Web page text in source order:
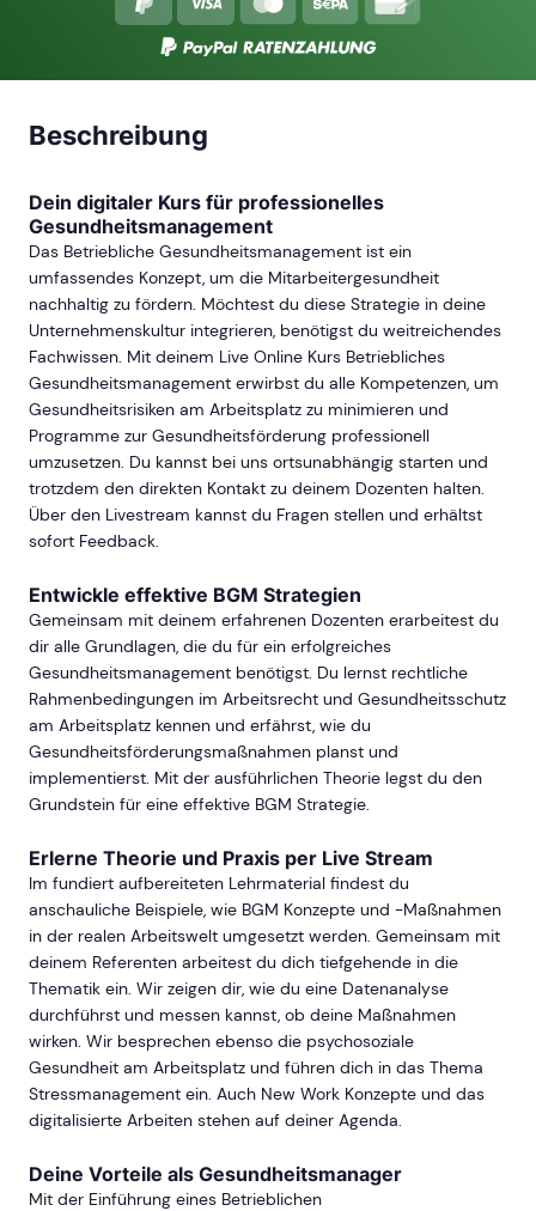
Beschreibung
Dein digitaler Kurs für professionelles
Gesundheitsmanagement
Das Betriebliche Gesundheitsmanagement ist ein
umfassendes Konzept, um die Mitarbeitergesundheit
nachhaltig zu fördern. Möchtest du diese Strategie in deine
Unternehmenskultur integrieren, benötigst du weitreichendes
Fachwissen. Mit deinem Live Online Kurs Betriebliches
Gesundheitsmanagement erwirbst du alle Kompetenzen, um
Gesundheitsrisiken am Arbeitsplatz zu minimieren und
Programme zur Gesundheitsförderung professionell
umzusetzen. Du kannst bei uns ortsunabhängig starten und
trotzdem den direkten Kontakt zu deinem Dozenten halten.
Über den Livestream kannst du Fragen stellen und erhältst
sofort Feedback.
Entwickle effektive BGM Strategien
Gemeinsam mit deinem erfahrenen Dozenten erarbeitest du
dir alle Grundlagen, die du für ein erfolgreiches
Gesundheitsmanagement benötigst. Du lernst rechtliche
Rahmenbedingungen im Arbeitsrecht und Gesundheitsschutz
am Arbeitsplatz kennen und erfährst, wie du
Gesundheitsförderungsmaßnahmen planst und
implementierst. Mit der ausführlichen Theorie legst du den
Grundstein für eine effektive BGM Strategie.
Erlerne Theorie und Praxis per Live Stream
Im fundiert aufbereiteten Lehrmaterial findest du
anschauliche Beispiele, wie BGM Konzepte und -Maßnahmen
in der realen Arbeitswelt umgesetzt werden. Gemeinsam mit
deinem Referenten arbeitest du dich tiefgehende in die
Thematik ein. Wir zeigen dir, wie du eine Datenanalyse
durchführst und messen kannst, ob deine Maßnahmen
wirken. Wir besprechen ebenso die psychosoziale
Gesundheit am Arbeitsplatz und führen dich in das Thema
Stressmanagement ein. Auch New Work Konzepte und das
digitalisierte Arbeiten stehen auf deiner Agenda.
Deine Vorteile als Gesundheitsmanager
Mit der Einführung eines Betrieblichen